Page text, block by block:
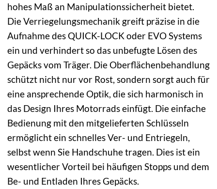
hohes Maß an Manipulationssicherheit bietet.
Die Verriegelungsmechanik greift präzise in die
Aufnahme des QUICK-LOCK oder EVO Systems
ein und verhindert so das unbefugte Lösen des
Gepäcks vom Träger. Die Oberflächenbehandlung
schützt nicht nur vor Rost, sondern sorgt auch für
eine ansprechende Optik, die sich harmonisch in
das Design Ihres Motorrads einfügt. Die einfache
Bedienung mit den mitgelieferten Schlüsseln
ermöglicht ein schnelles Ver- und Entriegeln,
selbst wenn Sie Handschuhe tragen. Dies ist ein
wesentlicher Vorteil bei häufigen Stopps und dem
Be- und Entladen Ihres Gepäcks.